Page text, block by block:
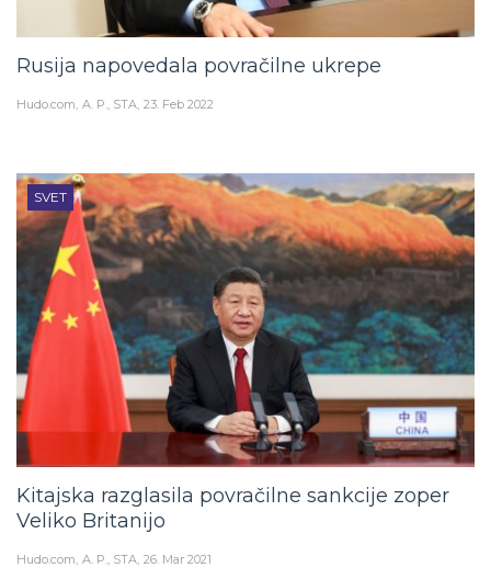
Rusija napovedala povračilne ukrepe
Hudo.com A. P., STA 23. Feb 2022
SVET
Kitajska razglasila povračilne sankcije zoper
Veliko Britanijo
Hudo.com A. P., STA 26. Mar 2021